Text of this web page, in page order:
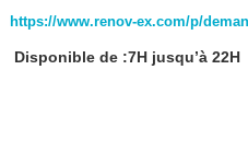
https://www.renov-ex.com/p/
Disponible de :7H jusqu’à 22H